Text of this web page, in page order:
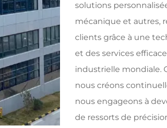
solutions
mécanique et autres,
clients grâce à une
et des services
industrielle mondiale.
nous créons
nous engageons à
de ressorts de